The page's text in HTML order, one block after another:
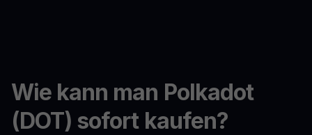
Wie kann man Polkadot
(DOT) sofort kaufen?